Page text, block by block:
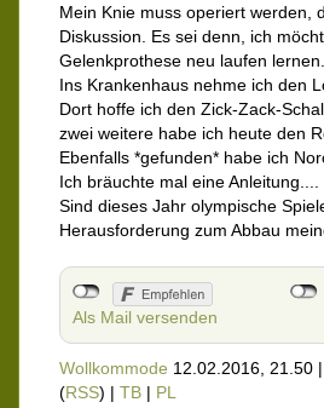
Mein Knie muss operiert werden,
Diskussion. Es sei denn, ich
Gelenkprothese neu laufen
Ins Krankenhaus nehme ich den
Dort hoffe ich den Zick-Zack-
zwei weitere habe ich heute den
Ebenfalls *gefunden* habe ich
Ich bräuchte mal eine Anleitung....
Sind dieses Jahr olympische
Herausforderung zum Abbau
Als Mail versenden
Wollkommode 12.02.2016, 21.50 |
(RSS) | TB | PL